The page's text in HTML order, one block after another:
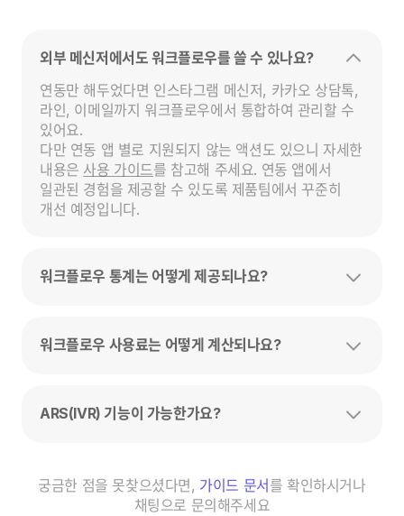
외부 메신저에서도 워크플로우를 쓸 수 있나요?
연동만 해두었다면 인스타그램 메신저, 카카오 상담톡,
라인, 이메일까지 워크플로우에서 통합하여 관리할 수
있어요.
다만 연동 앱 별로 지원되지 않는 액션도 있으니 자세한
내용은 사용 가이드를 참고해 주세요. 연동 앱에서
일관된 경험을 제공할 수 있도록 제품팀에서 꾸준히
개선 예정입니다.
워크플로우 통계는 어떻게 제공되나요?
워크플로우 사용료는 어떻게 계산되나요?
ARS(IVR) 기능이 가능한가요?
궁금한 점을 못찾으셨다면, 가이드 문서 를 확인하시거나
채팅으로 문의해주세요